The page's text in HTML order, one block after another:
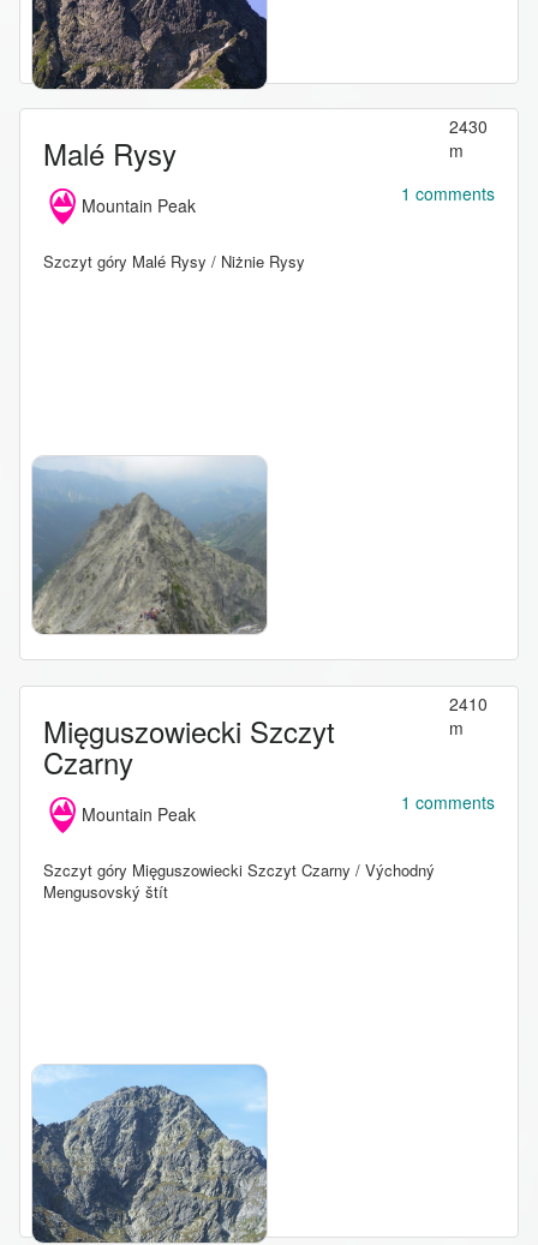
Malé Rysy
2430
m
Mountain Peak
1 comments
Szczyt góry Malé Rysy / Niżnie Rysy
Mięguszowiecki Szczyt
Czarny
2410
m
Mountain Peak
1 comments
Szczyt góry Mięguszowiecki Szczyt Czarny / Východný
Mengusovský štít